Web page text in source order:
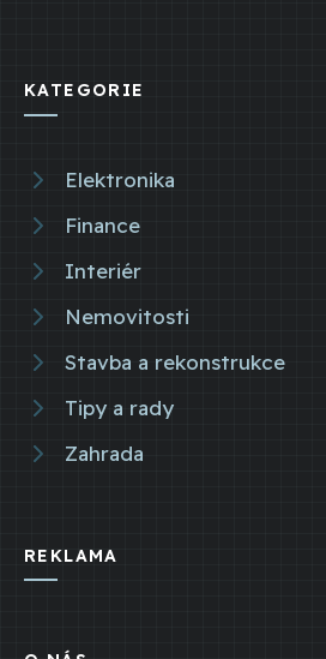
KATEGORIE
Elektronika
Finance
Interiér
Nemovitosti
Stavba a rekonstrukce
Tipy a rady
Zahrada
REKLAMA